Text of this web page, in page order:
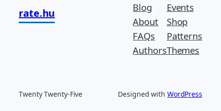
rate.hu
Blog
About
FAQs
Authors
Events
Shop
Patterns
Themes
Twenty Twenty-Five Designed with WordPress